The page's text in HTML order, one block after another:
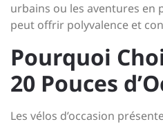
urbains ou les aventures en
peut offrir polyvalence et
Pourquoi
20 Pouces
Les vélos d’occasion